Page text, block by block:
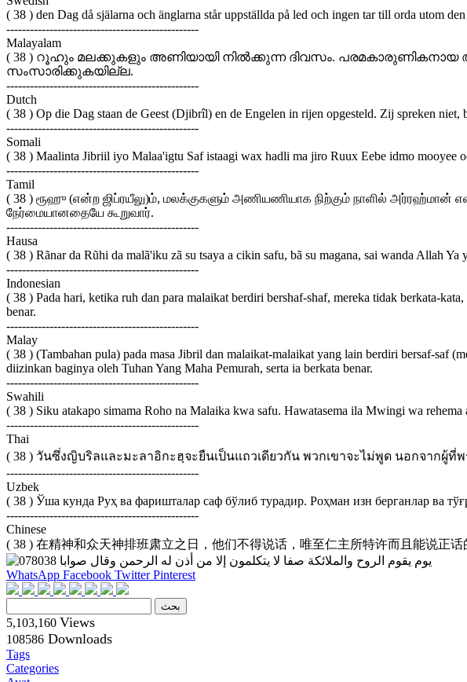
( 38 ) den Dag då själarna och änglarna står uppställda på led och ingen tar till orda utom
-------------------------------------------------
Malayalam
( 38 ) റൂഹും മലക്കുകളും അണിയായി നില്‍ക്കുന്ന ദിവസം.
സംസാരിക്കുകയില്ല.
-------------------------------------------------
Dutch
( 38 ) Op die Dag staan de Geest (Djibrîl) en de Engelen in rijen opgesteld. Zij spreken
-------------------------------------------------
Somali
( 38 ) Maalinta Jibriil iyo Malaa'igtu Saf istaagi wax hadli ma jiro Ruux Eebe idmo mooyee
-------------------------------------------------
Tamil
( 38 ) ரூஹு (என்ற ஜிப்ரயீலு)ம், மலக்குகளும் அணியணியாக நிற்கும் நாளில்
நேர்மையானதையே கூறுவார்.
-------------------------------------------------
Hausa
( 38 ) Rãnar da Rũhi da malã'iku zã su tsaya a cikin safu, bã su magana, sai wanda Allah
-------------------------------------------------
Indonesian
( 38 ) Pada hari, ketika ruh dan para malaikat berdiri bershaf-shaf, mereka tidak berkata-
benar.
-------------------------------------------------
Malay
( 38 ) (Tambahan pula) pada masa Jibril dan malaikat-malaikat yang lain berdiri bersaf-saf
diizinkan baginya oleh Tuhan Yang Maha Pemurah, serta ia berkata benar.
-------------------------------------------------
Swahili
( 38 ) Siku atakapo simama Roho na Malaika kwa safu. Hawatasema ila Mwingi wa rehema
-------------------------------------------------
Thai
( 38 ) วันซึ่งญิบริลและมะลาอิกะฮฺจะยืนเป็นแถวเดียวกัน พวกเขาจะไม่พูด นอกจากผู้
-------------------------------------------------
Uzbek
( 38 ) Ўша кунда Руҳ ва фаришталар саф бўлиб турадир. Роҳман изн берганлар ва
-------------------------------------------------
Chinese
( 38 ) 在精神和众天神排班肃立之日，他们不得说话，唯至仁主所特许而且能说正
WhatsApp Facebook TwitterPinterest
5,103,160 Views
108586 Downloads
Tags
Categories